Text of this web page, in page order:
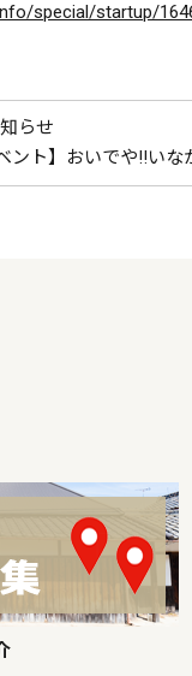
special/startup/
らせ
ント】おいでや!!い